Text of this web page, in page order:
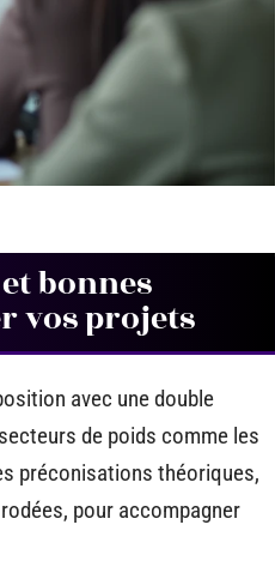
bonnes
vos projets
avec une double
de poids comme les
préconisations théoriques,
pour accompagner